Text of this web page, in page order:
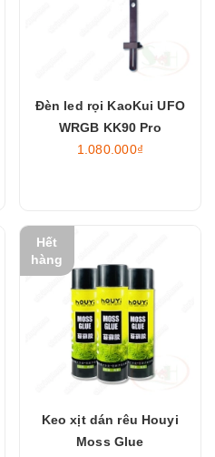
Đèn led rọi KaoKui UFO
WRGB KK90 Pro
1.080.000₫
Hết
hàng
Keo xịt dán rêu Houyi
Moss Glue